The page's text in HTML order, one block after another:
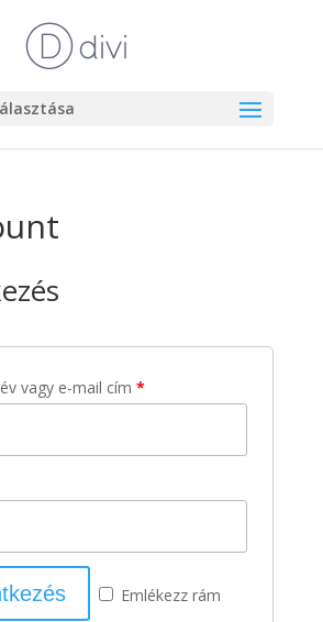
vagy e-mail cím *
Emlékezz rám